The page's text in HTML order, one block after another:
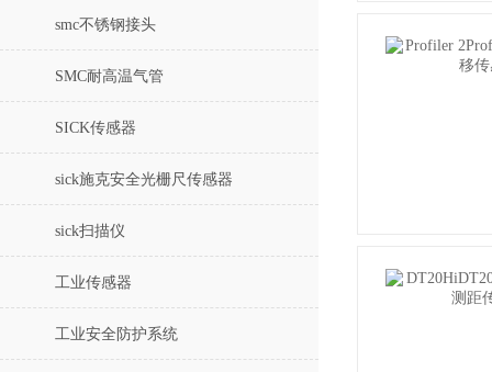
smc不锈钢接头
SMC耐高温气管
SICK传感器
sick施克安全光栅尺传感器
sick扫描仪
工业传感器
工业安全防护系统